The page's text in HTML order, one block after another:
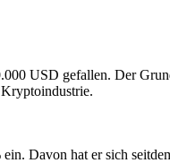
USD gefallen. Der
Davon hat er sich